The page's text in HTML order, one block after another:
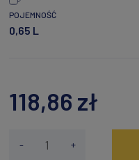
POJEMNOŚĆ
0,65 L
118,86 zł
- +